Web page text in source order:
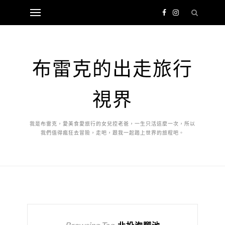
布雷克的出走旅行
視界
我是布雷克，愛美食愛旅行的女兒控老爸，一生只活這麼一次，所以
我們值得瘋狂去冒險，走吧，跟我一起踏上世界的旅程吧。